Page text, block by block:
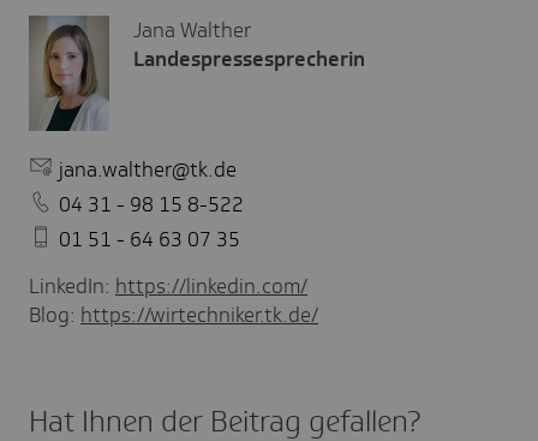
Jana Walther
Landespressesprecherin
jana.walther@tk.de
04 31 - 98 15 8-522
01 51 - 64 63 07 35
LinkedIn: https://linkedin.com/
Blog: https://wirtechniker.tk.de/
Hat Ihnen der Beitrag gefal­len?